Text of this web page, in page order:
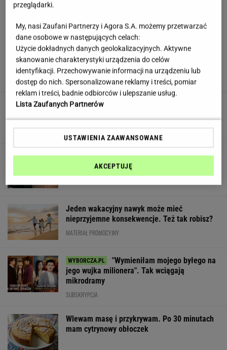
Łukaszenka odpowie za współudział w
rosyjskiej agresji? "Mamy dowody"
Ogromna kontrowersja w meczu Legii. Trener
Quiz czytelniczy. Te tytuły powinien znać
każdy wykształcony człowiek!
Jeden wakacyjny nawyk może mieć
nieprzyjemne konsekwencje. Też tak robisz?
MATERIAŁ PROMOCYJNY
"Wymieniłam mojego byłego na
jego wujka milionera". Tak wciągają
mikrodramy
SUBSKRYPCJA
Wlewam masę i przykrywam. Po 30 minutach
mam cytrynowy obłoczek
przeglądarki.
My, nasi Zaufani Partnerzy i Agora S.A. możemy przetwarzać
dane osobowe w następujących celach:
Użycie dokładnych danych geolokalizacyjnych. Aktywne
skanowanie charakterystyki urządzenia do celów
identyfikacji. Przechowywanie informacji na urządzeniu lub
dostęp do nich. Spersonalizowane reklamy i treści, pomiar
reklam i treści, badnie odbiorców i ulepszanie usług.
Lista Zaufanych Partnerów
USTAWIENIA ZAAWANSOWANE
AKCEPTUJĘ